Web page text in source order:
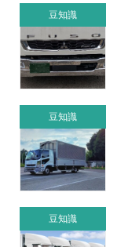
豆知識
豆知識
豆知識